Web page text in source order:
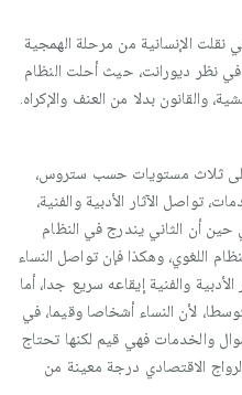
نقلت الإنسانية من مرحلة الهمجية
في نظر ديورانت، حيث أحلت النظام
والقانون بدلا من العنف والإكراه.
ثلاث مستويات حسب ستروس،
تواصل الآثار الأدبية والفنية،
أن الثاني يندرج في النظام
اللغوي، وهكذا فإن تواصل النساء
والفنية إيقاعه سريع جدا، أما
لأن النساء أشخاصا وقيما، في
والخدمات فهي قيم لكنها تحتاج
الاقتصادي درجة معينة من